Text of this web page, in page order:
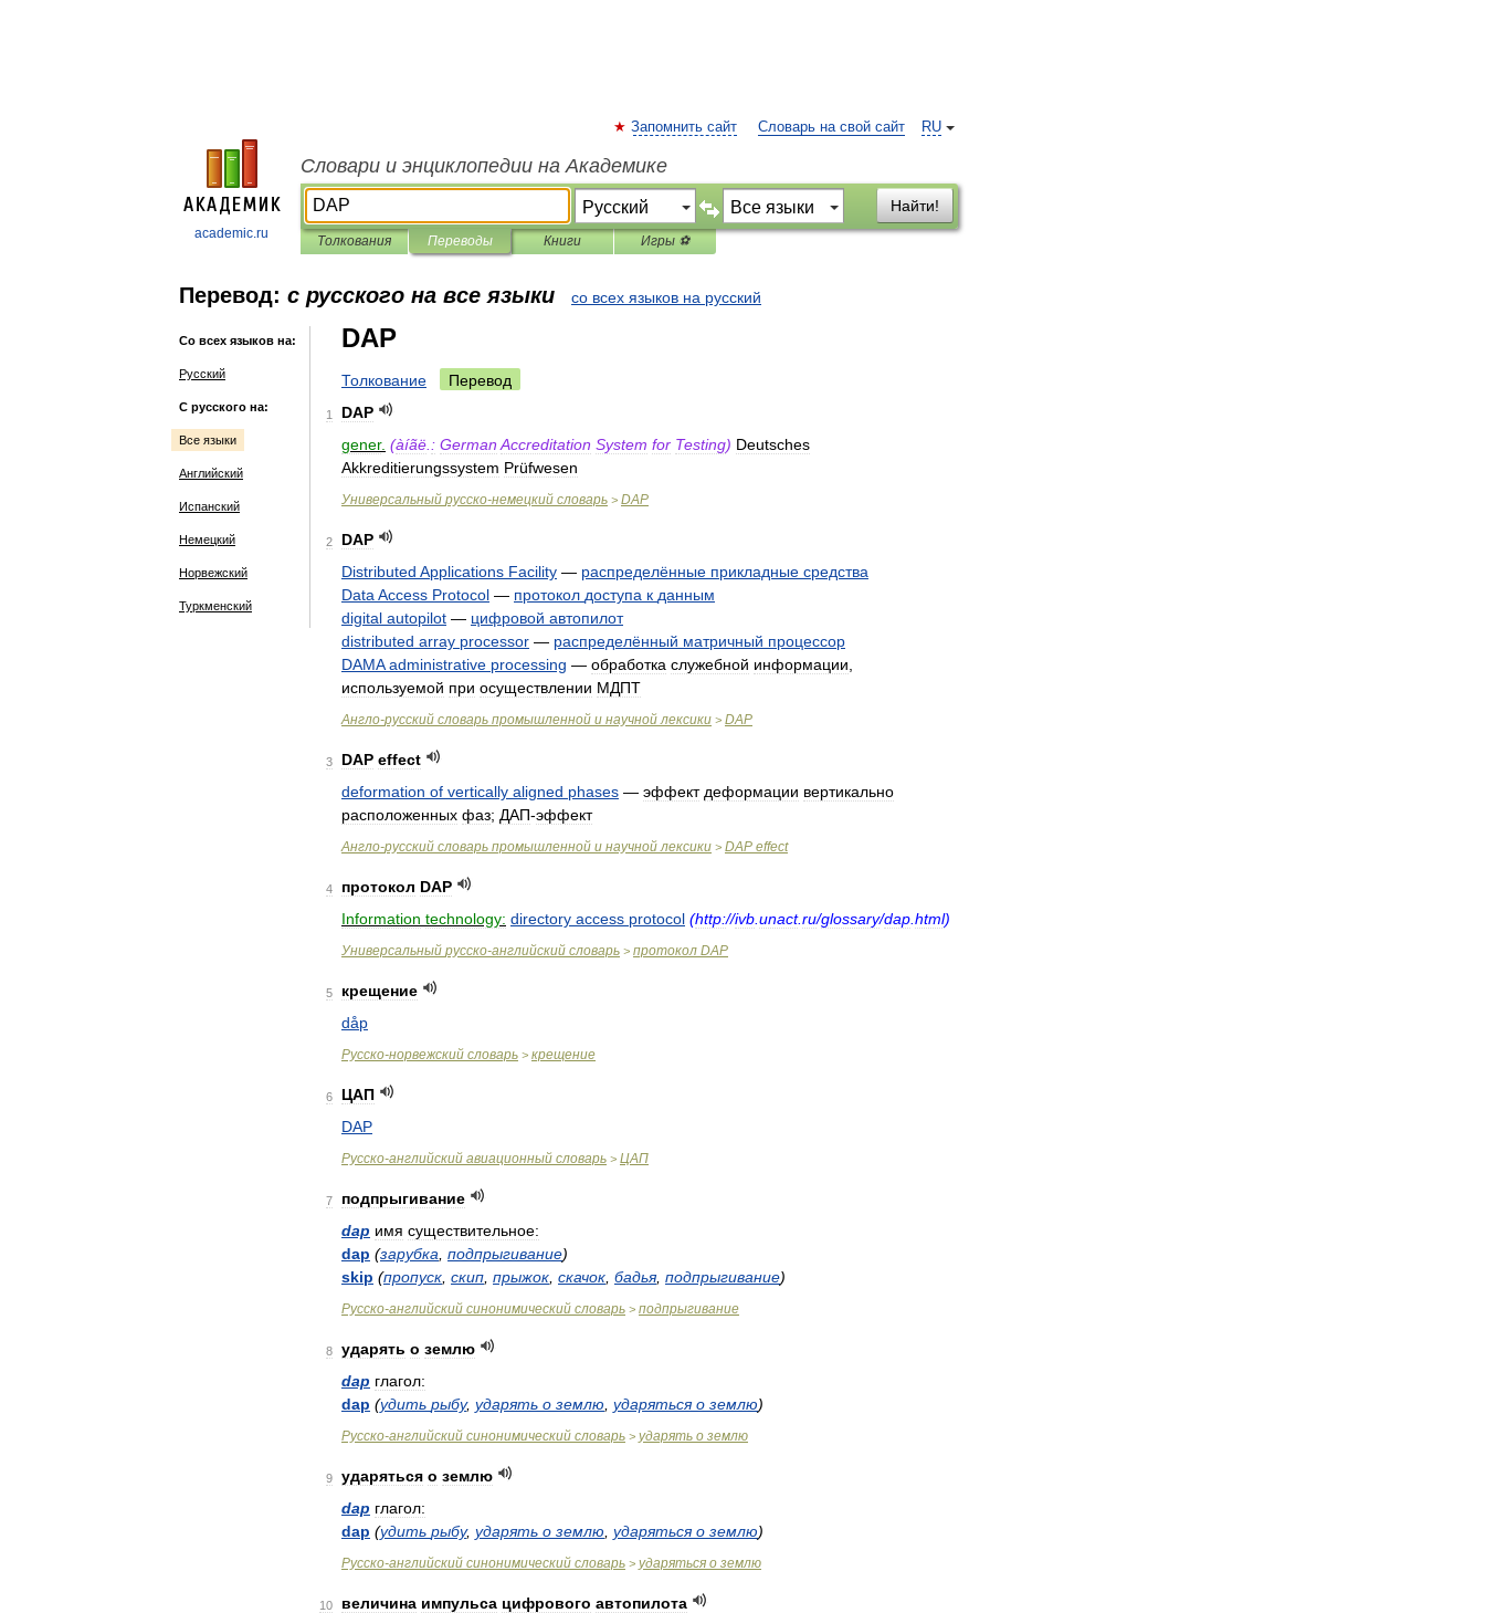
academic.ru
RU
Запомнить сайт Словарь на свой сайт
Словари и энциклопедии на Академике
Найти!
Толкования Переводы Книги Игры ⚽
Перевод: с русского на все языки со всех языков на русский
Со всех языков на:
Русский
С русского на:
Все языки
Английский
Испанский
Немецкий
Норвежский
Туркменский
DAP
Толкование Перевод
1
DAP
gener. (àíãë : German Accreditation System for Testing) Deutsches
Akkreditierungssystem Prüfwesen
Универсальный русско-немецкий словарь > DAP
2
DAP
Distributed Applications Facility — распределённые прикладные средства
Data Access Protocol — протокол доступа к данным
digital autopilot — цифровой автопилот
distributed array processor — распределённый матричный процессор
DAMA administrative processing — обработка служебной информации
используемой при осуществлении МДПТ
Англо-русский словарь промышленной и научной лексики > DAP
3 DAP effect
deformation of vertically aligned phases — эффект деформации вертикально
расположенных фаз; ДАП-эффект
Англо-русский словарь промышленной и научной лексики > DAP effect
4 протокол DAP
Information technology: directory access protocol (http://ivb unact.ru/glossary/dap html)
Универсальный русско-английский словарь > протокол DAP
5
крещение
dåp
Русско-норвежский словарь > крещение
6
ЦАП
DAP
Русско-английский авиационный словарь > ЦАП
7
подпрыгивание
dap имя существительное:
dap (зарубка подпрыгивание)
skip (пропуск скип прыжок скачок бадья, подпрыгивание)
Русско-английский синонимический словарь > подпрыгивание
8 ударять о землю
dap глагол:
dap (удить рыбу, ударять о землю ударяться о землю)
Русско-английский синонимический словарь > ударять о землю
9 ударяться о землю
dap глагол:
dap (удить рыбу, ударять о землю ударяться о землю)
Русско-английский синонимический словарь > ударяться о землю
10 величина импульса цифрового автопилота